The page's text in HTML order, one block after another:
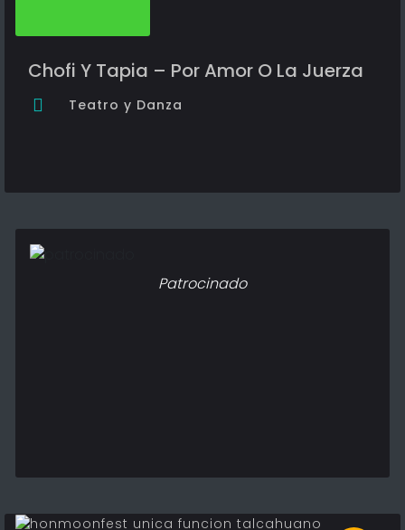
Chofi Y Tapia – Por Amor O La Juerza
Teatro y Danza
Patrocinado